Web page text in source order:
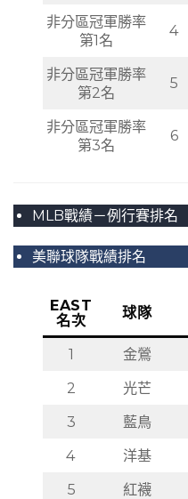
非分區冠軍勝率
第1名
4
非分區冠軍勝率
第2名
5
非分區冠軍勝率
第3名
6
MLB戰績－例行賽排名
美聯球隊戰績排名
EAST
名次
球隊
1 金鶯
2
光芒
3
藍鳥
4
洋基
5
紅襪